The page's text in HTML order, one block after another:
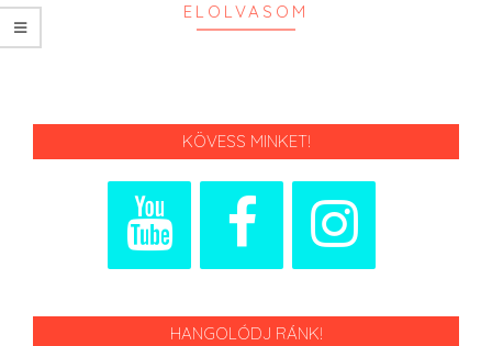
ELOLVASOM
KÖVESS MINKET!
HANGOLÓDJ RÁNK!